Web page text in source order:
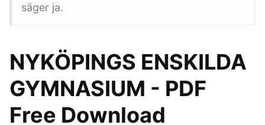
säger ja.
NYKÖPINGS ENSKILDA
GYMNASIUM - PDF
Free Download